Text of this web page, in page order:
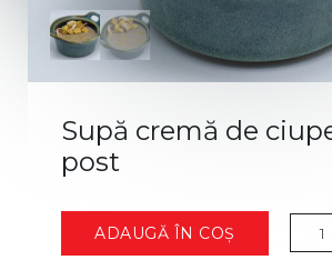
Supă cremă de
post
ADAUGĂ ÎN COȘ